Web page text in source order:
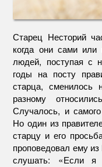
Старец Несторий
когда они сами
людей, поступая с
годы на посту
старца, сменилось
разному
Случалось, и
Но один из
старцу и его
проповедовал ему
слушать: «Если я